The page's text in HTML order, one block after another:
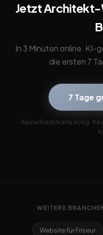
Jetzt Architekt-
In 3 Minuten online. KI-
die ersten 7
7 Tage
Keine Kreditkarte nötig ·
WEITERE
Website für Friseur